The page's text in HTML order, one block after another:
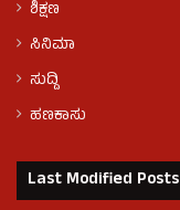
ಶಿಕ್ಷಣ
ಸಿನಿಮಾ
ಸುದ್ದಿ
ಹಣಕಾಸು
Last Modified Posts